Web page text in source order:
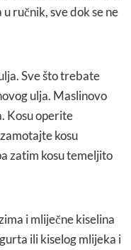
ručnik, sve dok se ne
Sve što trebate
ulja. Maslinovo
Kosu operite
kosu
zatim kosu temeljito
i mliječne kiselina
ili kiselog mlijeka i